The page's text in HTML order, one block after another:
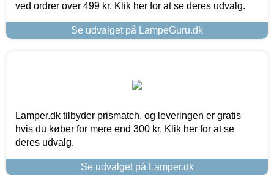
ved ordrer over 499 kr. Klik her for at se deres udvalg.
Se udvalget på LampeGuru.dk
Lamper.dk tilbyder prismatch, og leveringen er gratis
hvis du køber for mere end 300 kr. Klik her for at se
deres udvalg.
Se udvalget på Lamper.dk